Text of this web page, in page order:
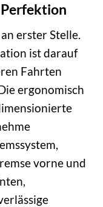
erster Stelle.
ist darauf
Fahrten
ergonomisch
vorne und